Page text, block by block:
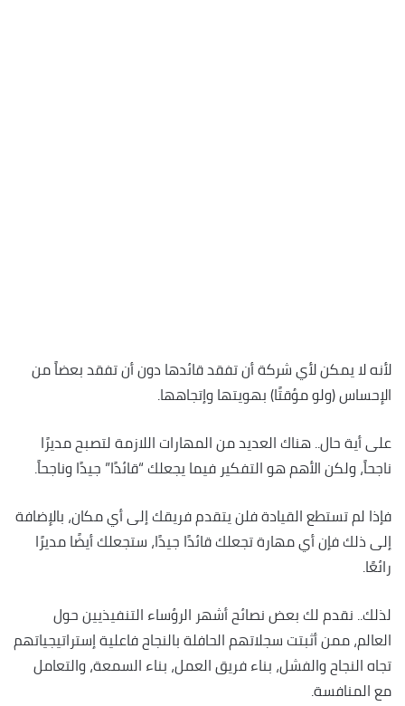
لأنه لا يمكن لأي شركة أن تفقد قائدها دون أن تفقد بعضاً من
الإحساس (ولو مؤقتًا) بهويتها وإتجاهها.
على أية حال.. هناك العديد من المهارات اللازمة لتصبح مديرًا
ناجحاً، ولكن الأهم هو التفكير فيما يجعلك “قائدًا” جيدًا وناجحاً.
فإذا لم تستطع القيادة فلن يتقدم فريقك إلى أي مكان، بالإضافة
إلى ذلك فإن أي مهارة تجعلك قائدًا جيدًا، ستجعلك أيضًا مديرًا
رائعًا.
لذلك.. نقدم لك بعض نصائح أشهر الرؤساء التنفيذيين حول
العالم، ممن أثبتت سجلاتهم الحافلة بالنجاح فاعلية إستراتيجياتهم
تجاه النجاح والفشل، بناء فريق العمل، بناء السمعة، والتعامل
مع المنافسة.